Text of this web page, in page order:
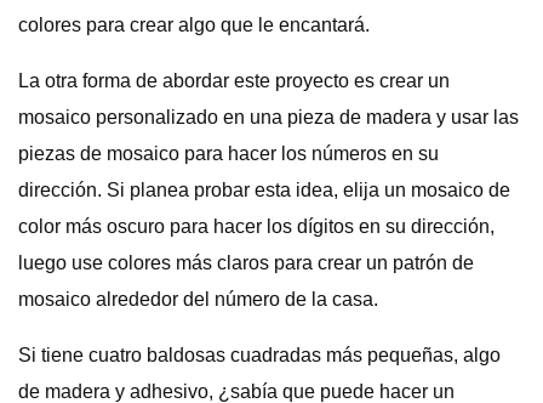
colores para crear algo que le encantará.
La otra forma de abordar este proyecto es crear un
mosaico personalizado en una pieza de madera y usar las
piezas de mosaico para hacer los números en su
dirección. Si planea probar esta idea, elija un mosaico de
color más oscuro para hacer los dígitos en su dirección,
luego use colores más claros para crear un patrón de
mosaico alrededor del número de la casa.
Si tiene cuatro baldosas cuadradas más pequeñas, algo
de madera y adhesivo, ¿sabía que puede hacer un